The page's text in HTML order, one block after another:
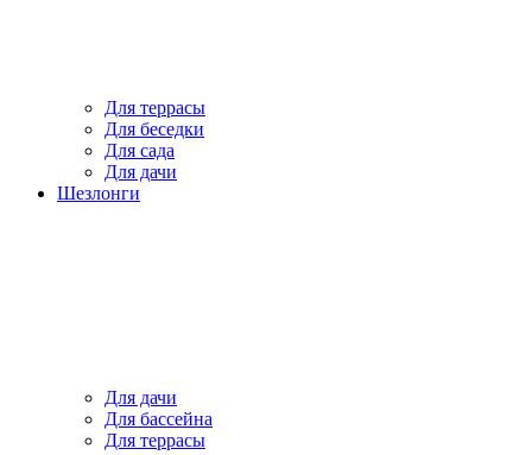
Для террасы
Для беседки
Для сада
Для дачи
Шезлонги
Для дачи
Для бассейна
Для террасы